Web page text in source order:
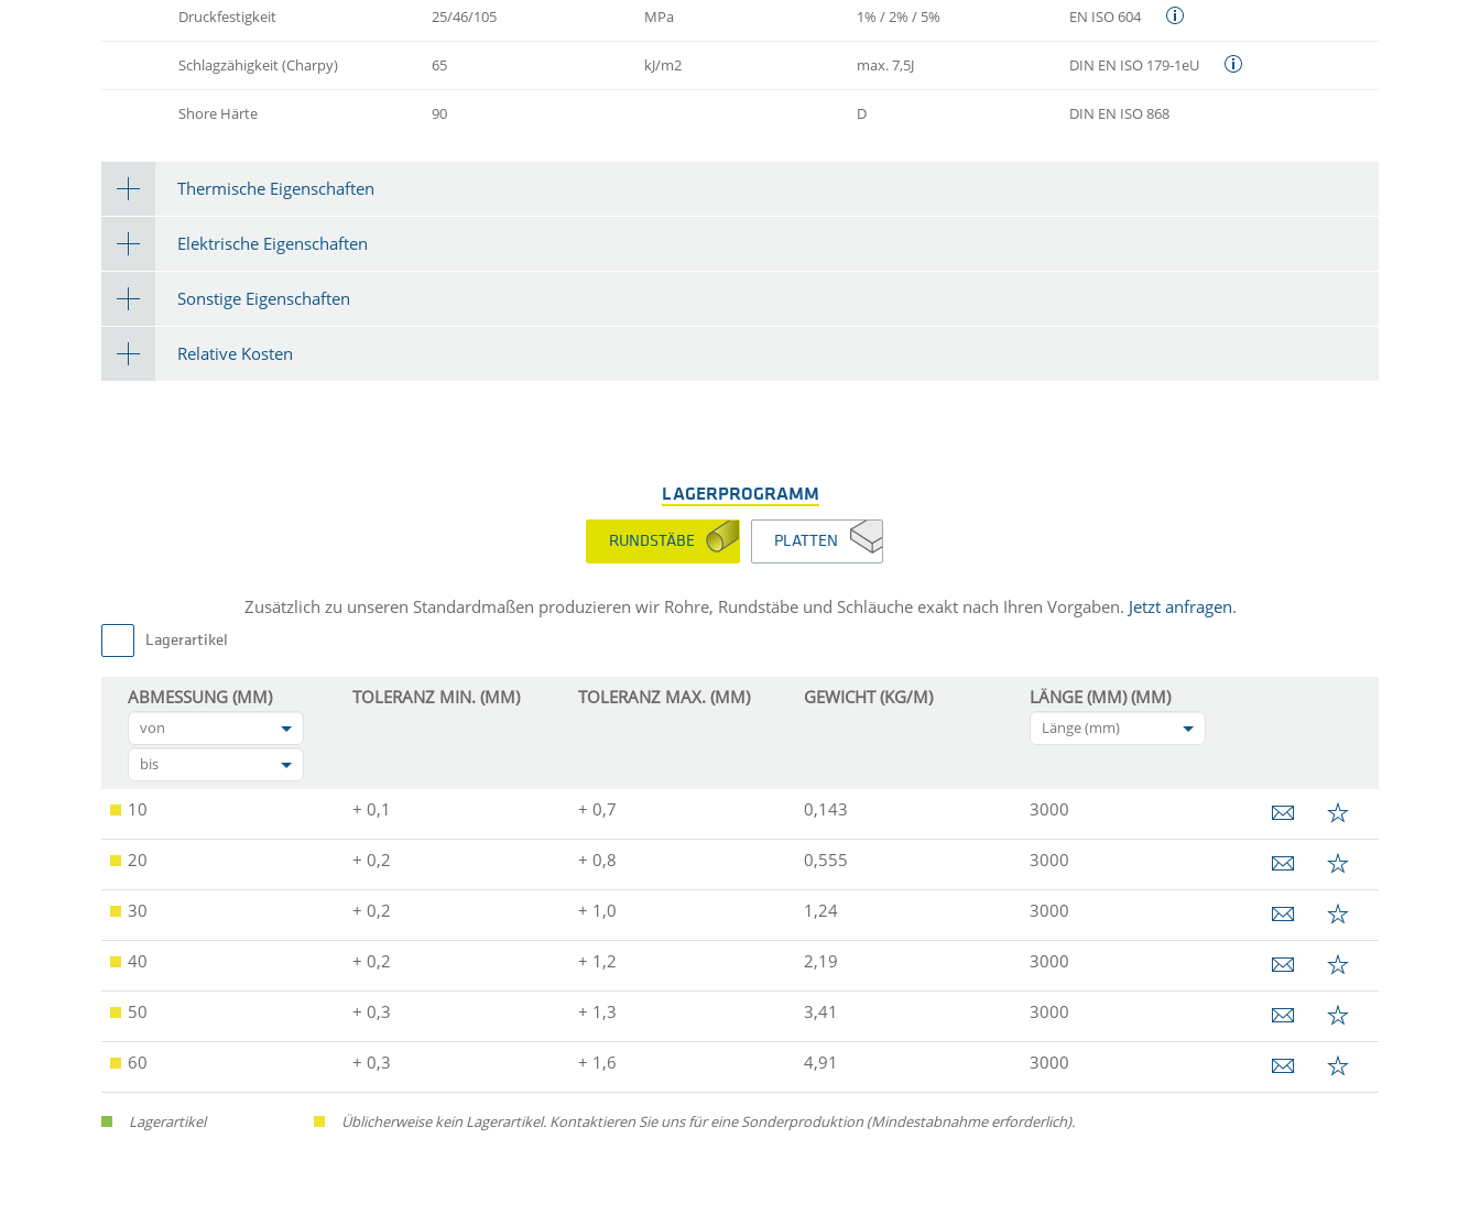
Druckfestigkeit 25/46/105 MPa 1% / 2% / 5% EN ISO 604
Schlagzähigkeit (Charpy) 65 kJ/m2 max. 7,5J DIN EN ISO 179-1eU
Shore Härte 90 D DIN EN ISO 868
Thermische Eigenschaften
Elektrische Eigenschaften
Sonstige Eigenschaften
Relative Kosten
LAGERPROGRAMM
RUNDSTÄBE PLATTEN
Zusätzlich zu unseren Standardmaßen produzieren wir Rohre, Rundstäbe und Schläuche exakt nach Ihren Vorgaben. Jetzt anfragen.
Lagerartikel
ABMESSUNG (MM)
von
bis
TOLERANZ MIN. (MM) TOLERANZ MAX. (MM) GEWICHT (KG/M) LÄNGE (MM) (MM)
Länge (mm)
10 + 0,1 + 0,7 0,143 3000
20 + 0,2 + 0,8 0,555 3000
30 + 0,2 + 1,0 1,24 3000
40 + 0,2 + 1,2 2,19 3000
50 + 0,3 + 1,3 3,41 3000
60 + 0,3 + 1,6 4,91 3000
Lagerartikel Üblicherweise kein Lagerartikel. Kontaktieren Sie uns für eine Sonderproduktion (Mindestabnahme erforderlich).